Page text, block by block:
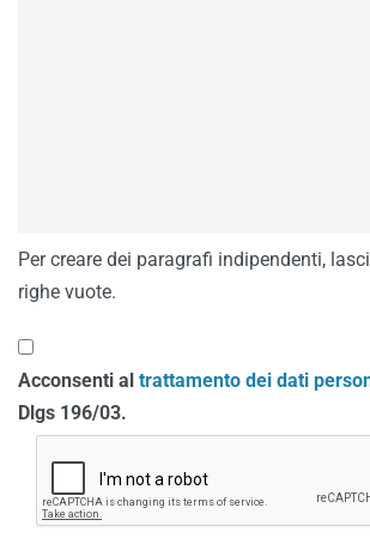
Per creare dei paragrafi indipendenti,
righe vuote.
Acconsenti al trattamento dei dati
Dlgs 196/03.